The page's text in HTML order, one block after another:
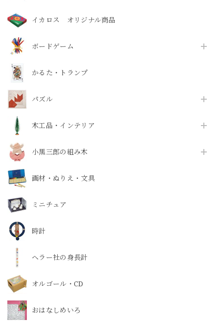
イカロス オリジナル商品
ボードゲーム
かるた・トランプ
パズル
木工品・インテリア
小黒三郎の組み木
画材・ぬりえ・文具
ミニチュア
時計
ヘラー社の身長計
オルゴール・CD
おはなしめいろ